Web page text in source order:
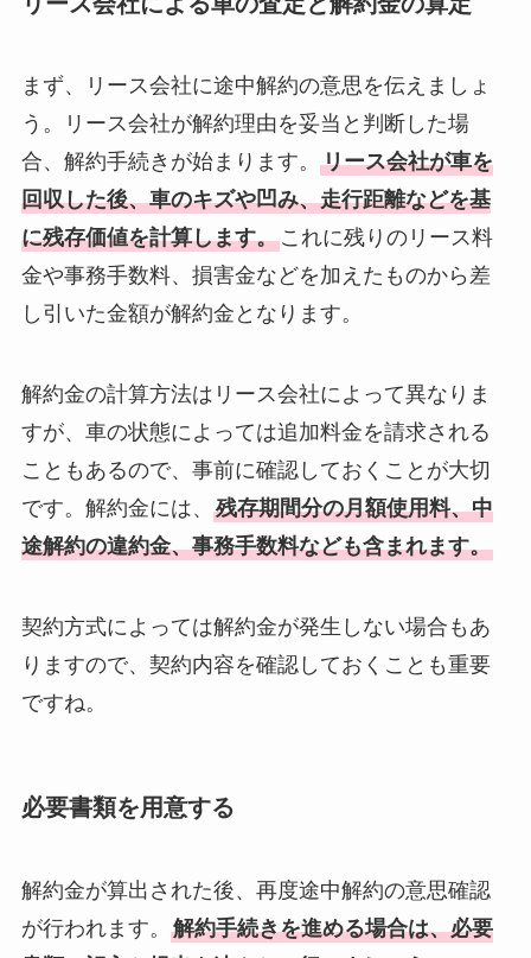
まず、リース会社に途中解約の意思を伝えましょ
う。リース会社が解約理由を妥当と判断した場
合、解約手続きが始まります。 リース会社が車を
回収した後、車のキズや凹み、走行距離などを基
に残存価値を計算します。これに残りのリース料
金や事務手数料、損害金などを加えたものから差
し引いた金額が解約金となります。
解約金の計算方法はリース会社によって異なりま
すが、車の状態によっては追加料金を請求される
こともあるので、事前に確認しておくことが大切
です。解約金には、 残存期間分の月額使用料、中
途解約の違約金、事務手数料なども含まれます。
契約方式によっては解約金が発生しない場合もあ
りますので、契約内容を確認しておくことも重要
ですね。
必要書類を用意する
解約金が算出された後、再度途中解約の意思確認
が行われます。 解約手続きを進める場合は、必要